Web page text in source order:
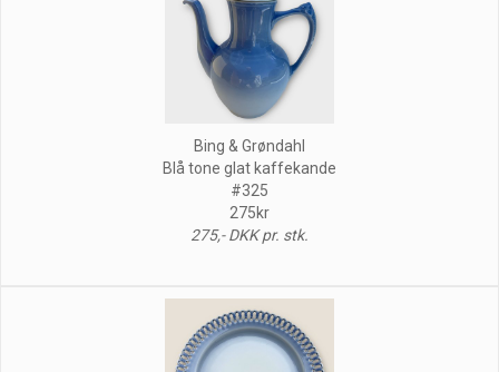
Bing & Grøndahl
Blå tone glat kaffekande
#325
275kr
275,- DKK pr. stk.